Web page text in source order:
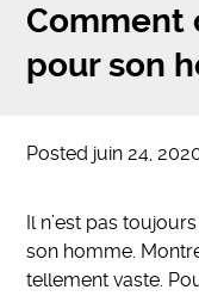
Comment
pour son
Posted juin 24,
Il n’est pas
son homme.
tellement vaste.